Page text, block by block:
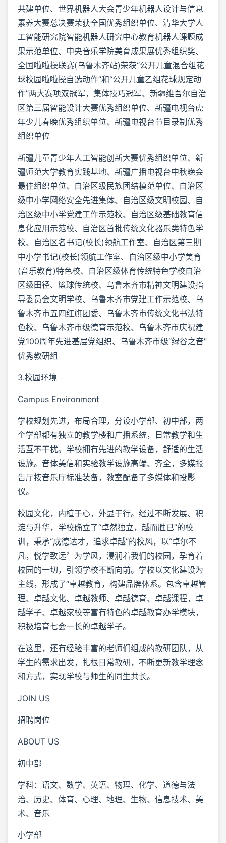
共建单位、世界机器人大会青少年机器人设计与信息
素养大赛总决赛荣获全国优秀组织单位、清华大学人
工智能研究院智能机器人研究中心教育机器人课题成
果示范单位、中央音乐学院美育成果展优秀组织奖、
全国啦啦操联赛(乌鲁木齐站)荣获“公开儿童混合组花
球校园啦啦操自选动作”和“公开儿童乙组花球规定动
作”两大赛项双冠军，集体技巧冠军、新疆维吾尔自治
区第三届智能设计大赛优秀组织单位、新疆电视台虎
年少儿春晚优秀组织单位、新疆电视台节目录制优秀
组织单位
新疆儿童青少年人工智能创新大赛优秀组织单位、新
疆师范大学教育实践基地、新疆广播电视台中秋晚会
最佳组织单位、自治区级民族团结模范单位、自治区
级中小学网络安全先进集体、自治区级文明校园、自
治区级中小学党建工作示范校、自治区级基础教育信
息化应用示范校、自治区首批传统文化器乐类特色学
校、自治区名书记(校长)领航工作室、自治区第三期
中小学书记(校长)领航工作室、自治区级中小学美育
(音乐教育)特色校、自治区级体育传统特色学校自治
区级田径、篮球传统校、乌鲁木齐市精神文明建设指
导委员会文明学校、乌鲁木齐市党建工作示范校、乌
鲁木齐市五四红旗团委、乌鲁木齐市传统文化书法特
色校、乌鲁木齐市级德育示范校、乌鲁木齐市庆祝建
党100周年先进基层党组织、乌鲁木齐市级“绿谷之音”
优秀教研组
3.校园环境
Campus Environment
学校规划先进，布局合理，分设小学部、初中部，两
个学部都有独立的教学楼和广播系统，日常教学和生
活互不干扰。学校拥有先进的教学设备，舒适的生活
设施。音体美信和实验教学设施高端、齐全，多媒报
告厅按音乐厅标准装备，教室配备了多媒体和投影
仪。
校园文化，内植于心，外显于行。经过不断发展、积
淀与升华，学校确立了“卓然独立，越而胜已”的校
训，秉承“成德达才，追求卓越”的校风，以“卓尔不
凡，悦学致远〞为学风，浸润着我们的校园，孕育着
校园的一切，引领学校不断向前。学校以文化建设为
主线，形成了“卓越教育，构建品牌体系。包含卓越管
理、卓越文化、卓越教师、卓越德育、卓越课程，卓
越学子、卓越家校等富有特色的卓越教育办学模块，
积极培育七会一长的卓越学子。
在这里，还有经验丰富的老师们组成的教研团队，从
学生的需求出发，扎根日常教研，不断更新教学理念
和方式，实现学校与师生的同生共长。
JOIN US
招聘岗位
ABOUT US
初中部
学科：语文、数学、英语、物理、化学、道德与法
治、历史、体育、心理、地理、生物、信息技术、美
术、音乐
小学部